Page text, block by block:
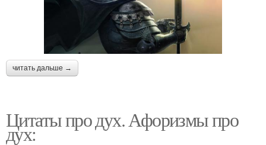
читать дальше →
Цитаты про дух. Афоризмы про
дух: